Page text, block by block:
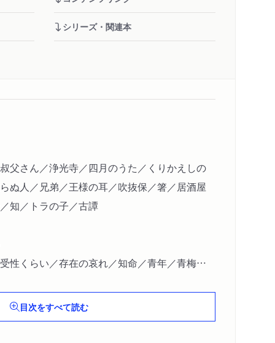
シリーズ・関連本
父さん／浄光寺／四月のうた／くりかえしの
ぬ人／兄弟／王様の耳／吹抜保／箸／居酒屋
知／トラの子／古譚
性くらい／存在の哀れ／知命／青年／青梅街
殴る／鍵
目次をすべて読む